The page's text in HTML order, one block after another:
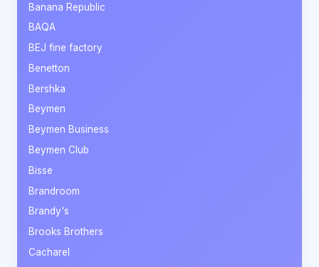
Banana Republic
BAQA
BEJ fine factory
Benetton
Bershka
Beymen
Beymen Business
Beymen Club
Bisse
Brandroom
Brandy's
Brooks Brothers
Cacharel